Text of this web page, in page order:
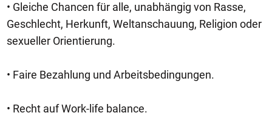
• Gleiche Chancen für alle, unabhängig von Rasse,
Geschlecht, Herkunft, Weltanschauung, Religion oder
sexueller Orientierung.
• Faire Bezahlung und Arbeitsbedingungen.
• Recht auf Work-life balance.